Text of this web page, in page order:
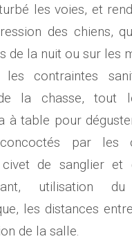
les voies, et
des chiens,
de la nuit ou sur les
les contraintes
la chasse, tout
à table pour
par les
de sanglier et
utilisation
les distances
de la salle.